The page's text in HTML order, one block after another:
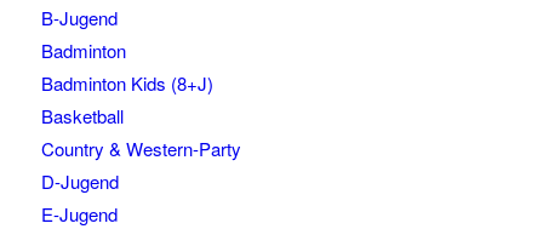
B-Jugend
Badminton
Badminton Kids (8+J)
Basketball
Country & Western-Party
D-Jugend
E-Jugend